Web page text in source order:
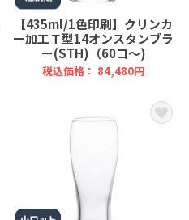
【435ml/1色印刷】クリンカ
ー加工Ｔ型14オンスタンブラ
ー(STH)（60コ～)
税込価格： 84,480円